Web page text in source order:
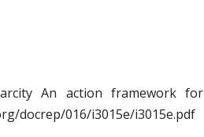
An action framework for
docrep/016/i3015e/i3015e.pdf